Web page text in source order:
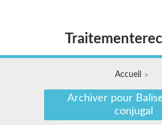
Accueil
Archiver pour
conjugal